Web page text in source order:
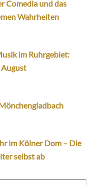
Comedia und das
Wahrheiten
im Ruhrgebiet:
im Kölner Dom – Die
selbst ab